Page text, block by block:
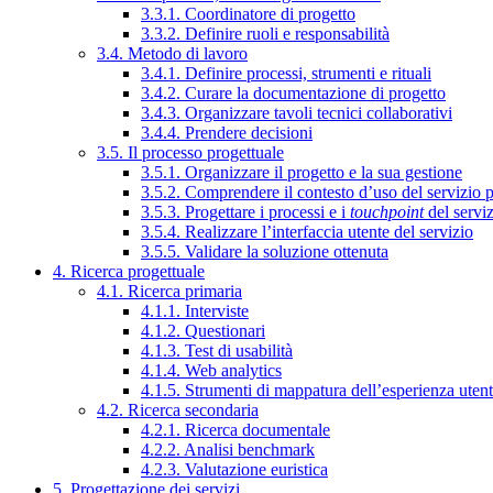
3.3.1. Coordinatore di progetto
3.3.2. Definire ruoli e responsabilità
3.4. Metodo di lavoro
3.4.1. Definire processi, strumenti e rituali
3.4.2. Curare la documentazione di progetto
3.4.3. Organizzare tavoli tecnici collaborativi
3.4.4. Prendere decisioni
3.5. Il processo progettuale
3.5.1. Organizzare il progetto e la sua gestione
3.5.2. Comprendere il contesto d’uso del servizio
3.5.3. Progettare i processi e i touchpointdel
3.5.4. Realizzare l’interfaccia utente del servizio
3.5.5. Validare la soluzione ottenuta
4. Ricerca progettuale
4.1. Ricerca primaria
4.1.1. Interviste
4.1.2. Questionari
4.1.3. Test di usabilità
4.1.4. Web analytics
4.1.5. Strumenti di mappatura dell’esperienza
4.2. Ricerca secondaria
4.2.1. Ricerca documentale
4.2.2. Analisi benchmark
4.2.3. Valutazione euristica
5. Progettazione dei servizi